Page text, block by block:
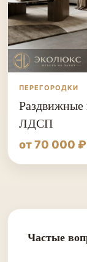
ПЕРЕГОРОДКИ
Раздвижные
ЛДСП
от 70 000 ₽
Частые